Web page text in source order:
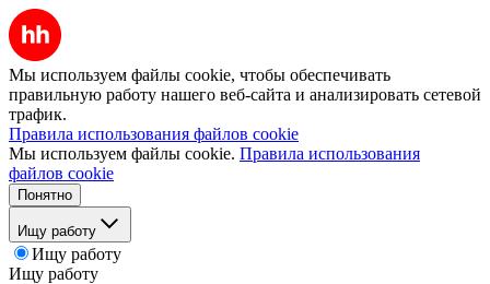
Мы используем файлы cookie, чтобы обеспечивать
правильную работу нашего веб-сайта и анализировать сетевой
трафик.
Правила использования файлов cookie
Мы используем файлы cookie. Правила использования
файлов cookie
Понятно
Ищу работу
Ищу работу
Ищу работу